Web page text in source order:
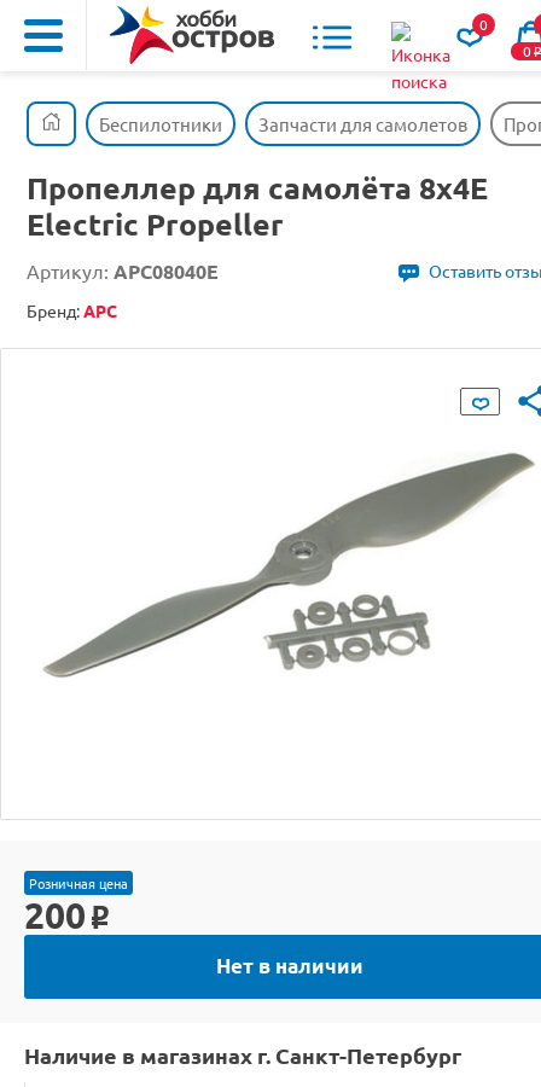
0
0o
Беспилотники Запчасти для самолетов
Пропеллер для самолёта 8x4E
Electric Propeller
Артикул: APC08040E
Оставить
Бренд:APC
Розничная цена
200 o
Нет в наличии
Наличие в магазинах г. Санкт-Петербург